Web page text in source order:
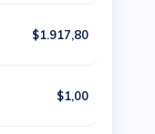
$1.917,80
$1,00